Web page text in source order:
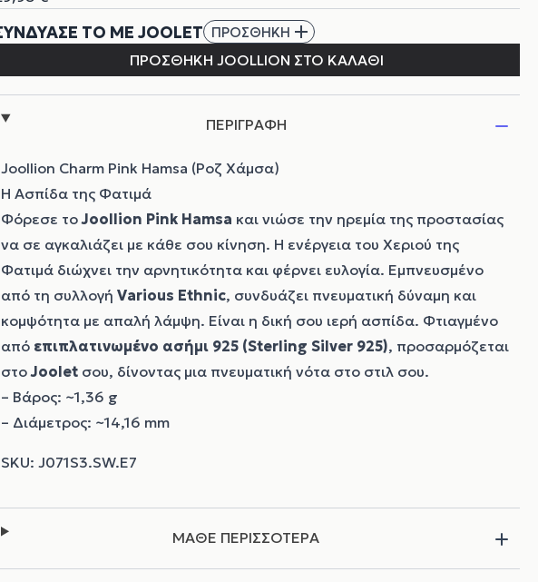
ΠΕΡΙΓΡΑΦΗ
Joollion Charm Pink Hamsa (Ροζ Χάμσα)
Η Ασπίδα της Φατιμά
Φόρεσε τοJoollion Pink Hamsa και νιώσε την ηρεμία της προστασίας
να σε αγκαλιάζει με κάθε σου κίνηση. Η ενέργεια του Χεριού της
Φατιμά διώχνει την αρνητικότητα και φέρνει ευλογία. Εμπνευσμένο
από τη συλλογή Various Ethnic, συνδυάζει πνευματική δύναμη και
κομψότητα με απαλή λάμψη. Είναι η δική σου ιερή ασπίδα. Φτιαγμένο
από επιπλατινωμένο ασήμι 925 (Sterling Silver 925), προσαρμόζεται
στοJoolet σου, δίνοντας μια πνευματική νότα στο στιλ σου.
– Βάρος: ~1,36 g
– Διάμετρος: ~14,16 mm
ΜΑΘΕ ΠΕΡΙΣΣΟΤΕΡΑ